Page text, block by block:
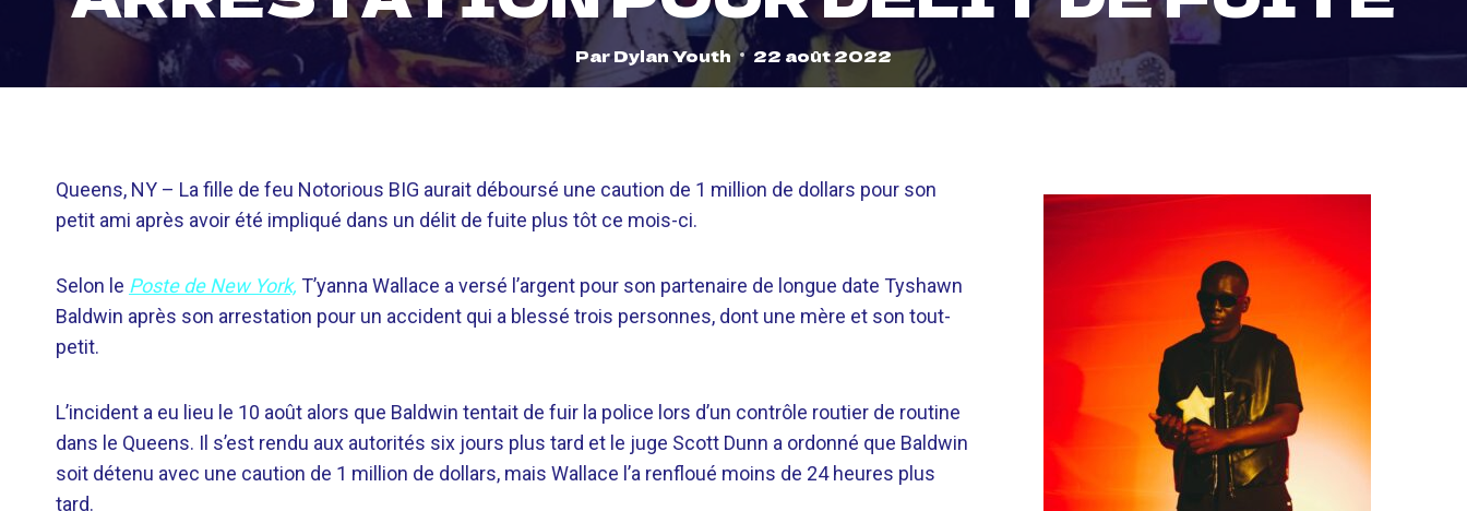
ParDylan Youth 22 août 2022
Queens, NY – La fille de feu Notorious BIG aurait déboursé une caution de 1 million de dollars pour son
petit ami après avoir été impliqué dans un délit de fuite plus tôt ce mois-ci.
Selon le Poste de New York, T’yanna Wallace a versé l’argent pour son partenaire de longue date Tyshawn
Baldwin après son arrestation pour un accident qui a blessé trois personnes, dont une mère et son tout-
petit.
L’incident a eu lieu le 10 août alors que Baldwin tentait de fuir la police lors d’un contrôle routier de routine
dans le Queens. Il s’est rendu aux autorités six jours plus tard et le juge Scott Dunn a ordonné que Baldwin
soit détenu avec une caution de 1 million de dollars, mais Wallace l’a renfloué moins de 24 heures plus
tard.